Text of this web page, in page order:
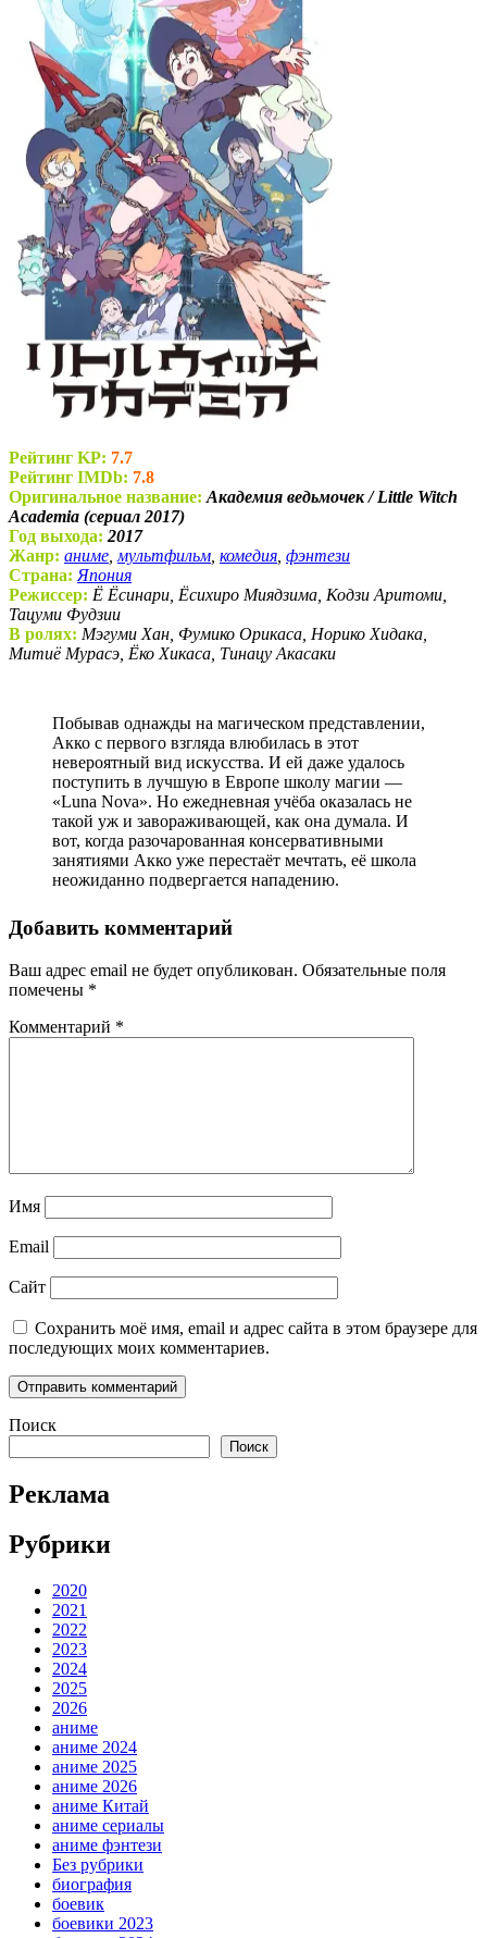
Рейтинг KP: 7.7
Рейтинг IMDb: 7.8
Оригинальное название: Академия ведьмочек / Little Witch
Academia (сериал 2017)
Год выхода: 2017
Жанр: аниме мультфильм комедия фэнтези
Страна: Япония
Режиссер: Ё Ёсинари, Ёсихиро Миядзима, Кодзи Аритоми,
Тацуми Фудзии
В ролях: Мэгуми Хан, Фумико Орикаса, Норико Хидака,
Митиё Мурасэ, Ёко Хикаса, Тинацу Акасаки
Побывав однажды на магическом представлении,
Акко с первого взгляда влюбилась в этот
невероятный вид искусства. И ей даже удалось
поступить в лучшую в Европе школу магии —
«Luna Nova». Но ежедневная учёба оказалась не
такой уж и завораживающей, как она думала. И
вот, когда разочарованная консервативными
занятиями Акко уже перестаёт мечтать, её школа
неожиданно подвергается нападению.
Добавить комментарий
Ваш адрес email не будет опубликован. Обязательные поля
помечены *
Комментарий *
Имя
Email
Сайт
Сохранить моё имя, email и адрес сайта в этом браузере для
последующих моих комментариев.
Поиск
Поиск
Реклама
Рубрики
2020
2021
2022
2023
2024
2025
2026
аниме
аниме 2024
аниме 2025
аниме 2026
аниме Китай
аниме сериалы
аниме фэнтези
Без рубрики
биография
боевик
боевики 2023